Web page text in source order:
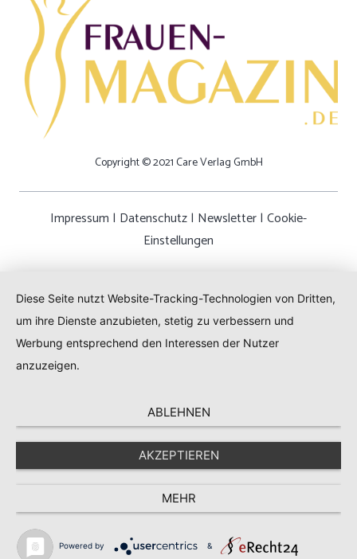
Copyright © 2021 Care Verlag GmbH
Impressum | Datenschutz| Newsletter| Cookie-
Einstellungen
Diese Seite nutzt Website-Tracking-Technologien von Dritten,
um ihre Dienste anzubieten, stetig zu verbessern und
Werbung entsprechend den Interessen der Nutzer
anzuzeigen.
ABLEHNEN
AKZEPTIEREN
MEHR
Powered by &